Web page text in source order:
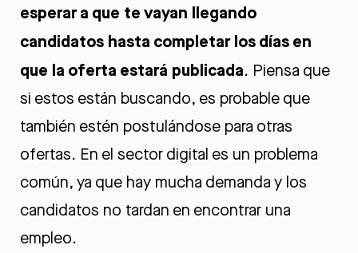
esperar a que te vayan llegando
candidatos hasta completar los días en
que la oferta estará publicada. Piensa que
si estos están buscando, es probable que
también estén postulándose para otras
ofertas. En el sector digital es un problema
común, ya que hay mucha demanda y los
candidatos no tardan en encontrar una
empleo.